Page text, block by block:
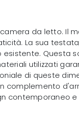
da letto. Il
La sua
Questa
utilizzati
di queste
complemento
contemporaneo